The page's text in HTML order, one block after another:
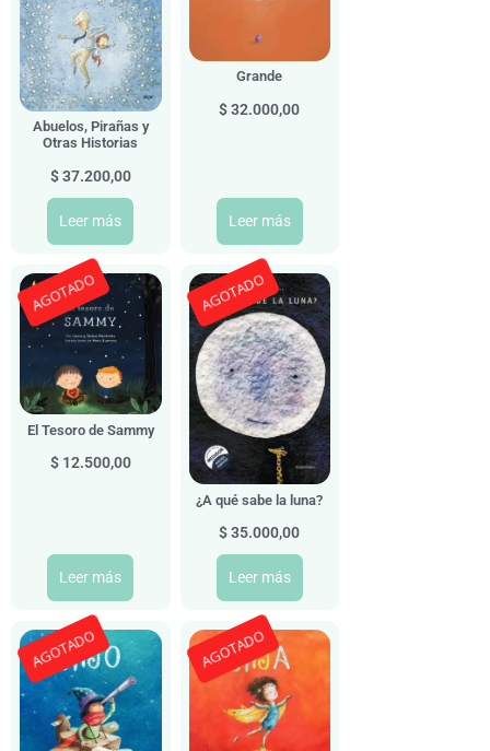
Abuelos, Pirañas y
Otras Historias
$37.200,00
Leer más
Grande
$32.000,00
Leer más
AGOTADO
El Tesoro de Sammy
$12.500,00
Leer más
AGOTADO
¿A qué sabe la luna?
$35.000,00
Leer más
AGOTADO AGOTADO